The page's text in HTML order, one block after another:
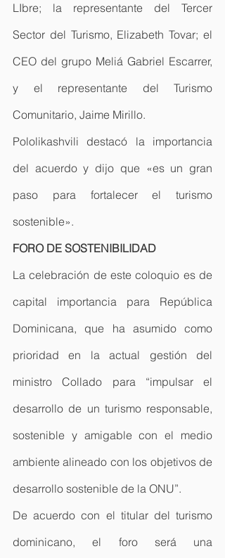
LIbre; la representante del Tercer
Sector del Turismo, Elizabeth Tovar; el
CEO del grupo Meliá Gabriel Escarrer,
y el representante del Turismo
Comunitario, Jaime Mirillo.
Pololikashvili destacó la importancia
del acuerdo y dijo que «es un gran
paso para fortalecer el turismo
sostenible».
FORO DE SOSTENIBILIDAD
La celebración de este coloquio es de
capital importancia para República
Dominicana, que ha asumido como
prioridad en la actual gestión del
ministro Collado para “impulsar el
desarrollo de un turismo responsable,
sostenible y amigable con el medio
ambiente alineado con los objetivos de
desarrollo sostenible de la ONU”.
De acuerdo con el titular del turismo
dominicano, el foro será una